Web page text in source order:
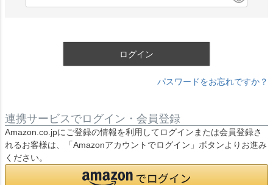
ログイン
パスワードをお忘れですか？
連携サービスでログイン・会員登録
Amazon.co.jpにご登録の情報を利用してログインまたは会員登録さ
れるお客様は、「Amazonアカウントでログイン」ボタンよりお進み
ください。